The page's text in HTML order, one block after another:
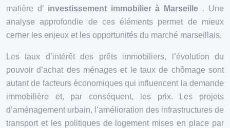
matière d’ investissement immobilier à Marseille . Une
analyse approfondie de ces éléments permet de mieux
cerner les enjeux et les opportunités du marché marseillais.
Les taux d’intérêt des prêts immobiliers, l’évolution du
pouvoir d’achat des ménages et le taux de chômage sont
autant de facteurs économiques qui influencent la demande
immobilière et, par conséquent, les prix. Les projets
d’aménagement urbain, l’amélioration des infrastructures de
transport et les politiques de logement mises en place par